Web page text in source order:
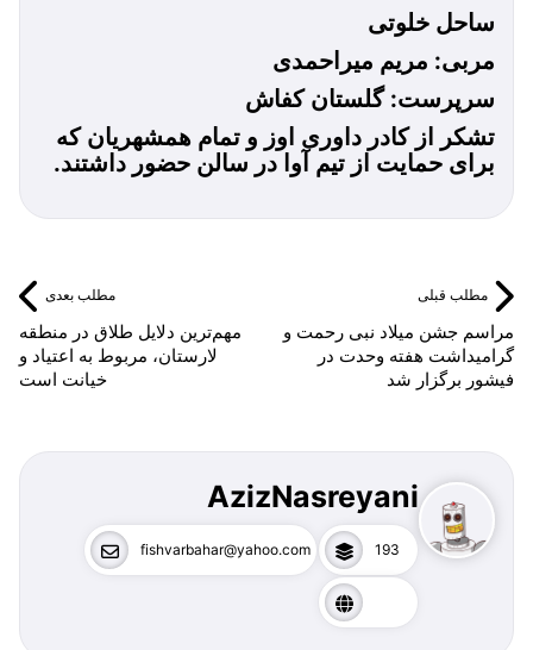
ساحل خلوتی
مربی: مریم میراحمدی
سرپرست: گلستان کفاش
تشکر از کادر داوری اوز و تمام همشهریان که
برای حمایت از تیم آوا در سالن حضور داشتند.
مطلب قبلی
مراسم جشن میلاد نبی رحمت و
گرامیداشت هفته وحدت در
فیشور برگزار شد
مطلب بعدی
مهم‌ترین دلایل طلاق در منطقه
لارستان، مربوط به اعتیاد و
خیانت است
AzizNasreyani
193
fishvarbahar@yahoo.com